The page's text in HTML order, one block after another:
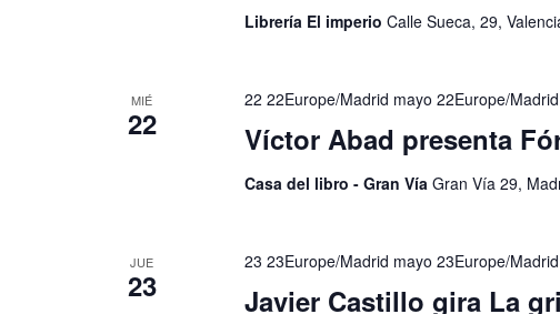
Librería El imperio Calle Sueca, 29,
MIÉ
22 Víctor Abad presenta
22 22Europe/Madrid mayo 22Europe/
Casa del libro - Gran Vía Gran Vía 29,
JUE
23 Javier Castillo gira La
23 23Europe/Madrid mayo 23Europe/